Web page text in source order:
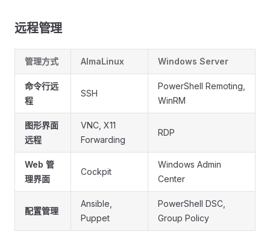
远程管理
管理方式 AlmaLinux Windows Server
命令行远
程
SSH
PowerShell Remoting,
WinRM
图形界面
远程
VNC, X11
Forwarding
RDP
Web 管
理界面
Cockpit
Windows Admin
Center
配置管理
Ansible,
Puppet
PowerShell DSC,
Group Policy